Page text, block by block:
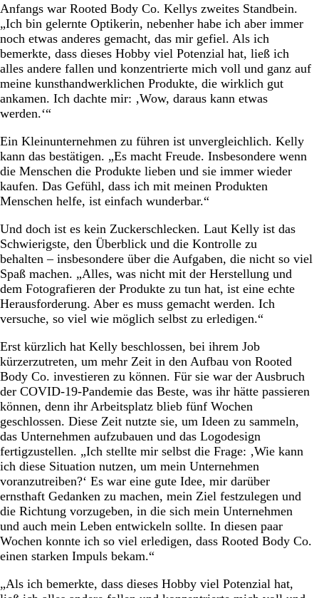
Anfangs war Rooted Body Co. Kellys zweites Standbein.
„Ich bin gelernte Optikerin, nebenher habe ich aber immer
noch etwas anderes gemacht, das mir gefiel. Als ich
bemerkte, dass dieses Hobby viel Potenzial hat, ließ ich
alles andere fallen und konzentrierte mich voll und ganz auf
meine kunsthandwerklichen Produkte, die wirklich gut
ankamen. Ich dachte mir: ‚Wow, daraus kann etwas
werden.‘“
Ein Kleinunternehmen zu führen ist unvergleichlich. Kelly
kann das bestätigen. „Es macht Freude. Insbesondere wenn
die Menschen die Produkte lieben und sie immer wieder
kaufen. Das Gefühl, dass ich mit meinen Produkten
Menschen helfe, ist einfach wunderbar.“
Und doch ist es kein Zuckerschlecken. Laut Kelly ist das
Schwierigste, den Überblick und die Kontrolle zu
behalten – insbesondere über die Aufgaben, die nicht so viel
Spaß machen. „Alles, was nicht mit der Herstellung und
dem Fotografieren der Produkte zu tun hat, ist eine echte
Herausforderung. Aber es muss gemacht werden. Ich
versuche, so viel wie möglich selbst zu erledigen.“
Erst kürzlich hat Kelly beschlossen, bei ihrem Job
kürzerzutreten, um mehr Zeit in den Aufbau von Rooted
Body Co. investieren zu können. Für sie war der Ausbruch
der COVID-19-Pandemie das Beste, was ihr hätte passieren
können, denn ihr Arbeitsplatz blieb fünf Wochen
geschlossen. Diese Zeit nutzte sie, um Ideen zu sammeln,
das Unternehmen aufzubauen und das Logodesign
fertigzustellen. „Ich stellte mir selbst die Frage: ‚Wie kann
ich diese Situation nutzen, um mein Unternehmen
voranzutreiben?‘ Es war eine gute Idee, mir darüber
ernsthaft Gedanken zu machen, mein Ziel festzulegen und
die Richtung vorzugeben, in die sich mein Unternehmen
und auch mein Leben entwickeln sollte. In diesen paar
Wochen konnte ich so viel erledigen, dass Rooted Body Co.
einen starken Impuls bekam.“
„Als ich bemerkte, dass dieses Hobby viel Potenzial hat,